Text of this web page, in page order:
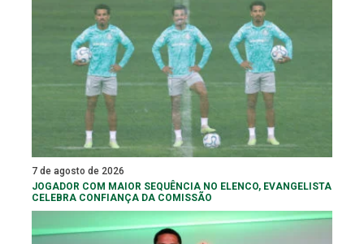
7 de agosto de 2026
JOGADOR COM MAIOR SEQUÊNCIA NO ELENCO, EVANGELISTA
CELEBRA CONFIANÇA DA COMISSÃO